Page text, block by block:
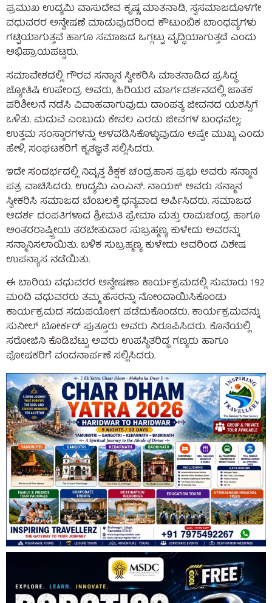
ಪ್ರಮುಖ ಉದ್ಯಮಿ ವಾಸುದೇವ ಕೃಷ್ಣ ಮಾತನಾಡಿ, ಸ್ವಸಮಾಜದೊಳಗೇ
ವಧುವರರ ಅನ್ವೇಷಣೆ ಮಾಡುವುದರಿಂದ ಕೌಟುಂಬಿಕ ಬಾಂಧವ್ಯಗಳು
ಗಟ್ಟಿಯಾಗುತ್ತವೆ ಹಾಗೂ ಸಮಾಜದ ಒಗ್ಗಟ್ಟು ವೃದ್ಧಿಯಾಗುತ್ತದೆ ಎಂದು
ಅಭಿಪ್ರಾಯಪಟ್ಟರು.
ಸಮಾವೇಶದಲ್ಲಿ ಗೌರವ ಸನ್ಮಾನ ಸ್ವೀಕರಿಸಿ ಮಾತನಾಡಿದ ಪ್ರಸಿದ್ಧ
ಜ್ಯೋತಿಷಿ ಉಪೇಂದ್ರ ಅವರು, ಹಿರಿಯರ ಮಾರ್ಗದರ್ಶನದಲ್ಲಿ ಜಾತಕ
ಪರಿಶೀಲನೆ ನಡೆಸಿ ವಿವಾಹವಾಗುವುದು ದಾಂಪತ್ಯ ಜೀವನದ ಯಶಸ್ಸಿಗೆ
ಒಳಿತು. ಮದುವೆ ಎಂಬುದು ಕೇವಲ ಎರಡು ಜೀವಗಳ ಬಂಧವಲ್ಲ;
ಉತ್ತಮ ಸಂಸ್ಕಾರಗಳನ್ನು ಅಳವಡಿಸಿಕೊಳ್ಳುವುದೂ ಅಷ್ಟೇ ಮುಖ್ಯ ಎಂದು
ಹೇಳಿ, ಸಂಘಟಕರಿಗೆ ಕೃತಜ್ಞತೆ ಸಲ್ಲಿಸಿದರು.
ಇದೇ ಸಂದರ್ಭದಲ್ಲಿ ನಿವೃತ್ತ ಶಿಕ್ಷಕ ಚಂದ್ರಹಾಸ ಪ್ರಭು ಅವರು ಸನ್ಮಾನ
ಪತ್ರ ವಾಚಿಸಿದರು. ಉದ್ಯಮಿ ಎಂ.ಎನ್. ನಾಯಕ್ ಅವರು ಸನ್ಮಾನ
ಸ್ವೀಕರಿಸಿ ಸಮಾಜದ ಬೆಂಬಲಕ್ಕೆ ಧನ್ಯವಾದ ಅರ್ಪಿಸಿದರು. ಸಮಾಜದ
ಆದರ್ಶ ದಂಪತಿಗಳಾದ ಶ್ರೀಮತಿ ಪ್ರೇಮಾ ಮತ್ತು ರಾಮಚಂದ್ರ ಹಾಗೂ
ಅಂತರರಾಷ್ಟ್ರೀಯ ತರಬೇತುದಾರ ಸುಬ್ರಹ್ಮಣ್ಯ ಕುಳೇದು ಅವರನ್ನು
ಸನ್ಮಾನಿಸಲಾಯಿತು. ಬಳಿಕ ಸುಬ್ರಹ್ಮಣ್ಯ ಕುಳೇದು ಅವರಿಂದ ವಿಶೇಷ
ಉಪನ್ಯಾಸ ನಡೆಯಿತು.
ಈ ಬಾರಿಯ ವಧುವರರ ಅನ್ವೇಷಣಾ ಕಾರ್ಯಕ್ರಮದಲ್ಲಿ ಸುಮಾರು 192
ಮಂದಿ ವಧುವರರು ತಮ್ಮ ಹೆಸರನ್ನು ನೋಂದಾಯಿಸಿಕೊಂಡು
ಕಾರ್ಯಕ್ರಮದ ಸದುಪಯೋಗ ಪಡೆದುಕೊಂಡರು. ಕಾರ್ಯಕ್ರಮವನ್ನು
ಸುನೀಲ್ ಬೋರ್ಕರ್ ಪುತ್ತೂರು ಅವರು ನಿರೂಪಿಸಿದರು. ಕೊನೆಯಲ್ಲಿ
ಸರೋಜಿನಿ ಕೊಡಿಬೆಟ್ಟು ಅವರು ಉಪಸ್ಥಿತರಿದ್ದ ಗಣ್ಯರು ಹಾಗೂ
ಪೋಷಕರಿಗೆ ವಂದನಾರ್ಪಣೆ ಸಲ್ಲಿಸಿದರು.